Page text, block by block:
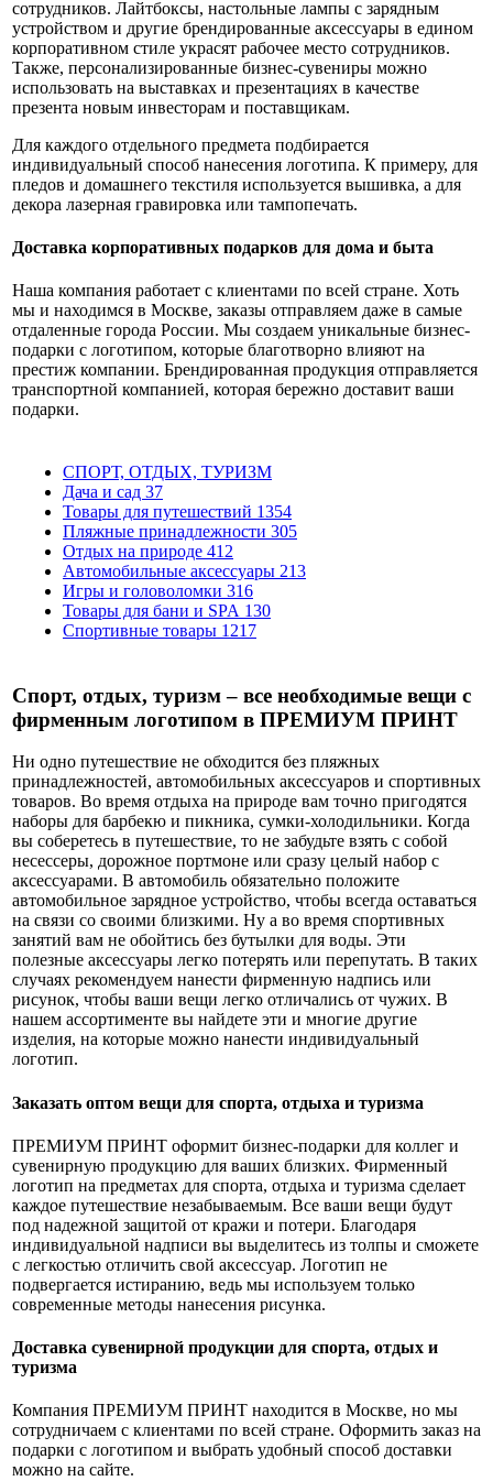
сотрудников. Лайтбоксы, настольные лампы с зарядным
устройством и другие брендированные аксессуары в едином
корпоративном стиле украсят рабочее место сотрудников.
Также, персонализированные бизнес-сувениры можно
использовать на выставках и презентациях в качестве
презента новым инвесторам и поставщикам.
Для каждого отдельного предмета подбирается
индивидуальный способ нанесения логотипа. К примеру, для
пледов и домашнего текстиля используется вышивка, а для
декора лазерная гравировка или тампопечать.
Доставка корпоративных подарков для дома и быта
Наша компания работает с клиентами по всей стране. Хоть
мы и находимся в Москве, заказы отправляем даже в самые
отдаленные города России. Мы создаем уникальные бизнес-
подарки с логотипом, которые благотворно влияют на
престиж компании. Брендированная продукция отправляется
транспортной компанией, которая бережно доставит ваши
подарки.
СПОРТ, ОТДЫХ, ТУРИЗМ
Дача и сад 37
Товары для путешествий 1354
Пляжные принадлежности 305
Отдых на природе 412
Автомобильные аксессуары 213
Игры и головоломки 316
Товары для бани и SPA 130
Спортивные товары 1217
Спорт, отдых, туризм – все необходимые вещи с
фирменным логотипом в ПРЕМИУМ ПРИНТ
Ни одно путешествие не обходится без пляжных
принадлежностей, автомобильных аксессуаров и спортивных
товаров. Во время отдыха на природе вам точно пригодятся
наборы для барбекю и пикника, сумки-холодильники. Когда
вы соберетесь в путешествие, то не забудьте взять с собой
несессеры, дорожное портмоне или сразу целый набор с
аксессуарами. В автомобиль обязательно положите
автомобильное зарядное устройство, чтобы всегда оставаться
на связи со своими близкими. Ну а во время спортивных
занятий вам не обойтись без бутылки для воды. Эти
полезные аксессуары легко потерять или перепутать. В таких
случаях рекомендуем нанести фирменную надпись или
рисунок, чтобы ваши вещи легко отличались от чужих. В
нашем ассортименте вы найдете эти и многие другие
изделия, на которые можно нанести индивидуальный
логотип.
Заказать оптом вещи для спорта, отдыха и туризма
ПРЕМИУМ ПРИНТ оформит бизнес-подарки для коллег и
сувенирную продукцию для ваших близких. Фирменный
логотип на предметах для спорта, отдыха и туризма сделает
каждое путешествие незабываемым. Все ваши вещи будут
под надежной защитой от кражи и потери. Благодаря
индивидуальной надписи вы выделитесь из толпы и сможете
с легкостью отличить свой аксессуар. Логотип не
подвергается истиранию, ведь мы используем только
современные методы нанесения рисунка.
Доставка сувенирной продукции для спорта, отдых и
туризма
Компания ПРЕМИУМ ПРИНТ находится в Москве, но мы
сотрудничаем с клиентами по всей стране. Оформить заказ на
подарки с логотипом и выбрать удобный способ доставки
можно на сайте.